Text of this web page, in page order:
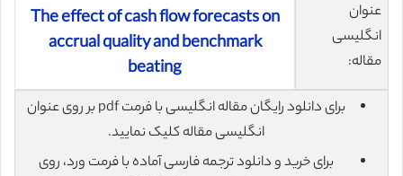
عنوان
انگلیسی
مقاله:
The effect of cash flow forecasts on
accrual quality and benchmark
beating
برای دانلود رایگان مقاله انگلیسی با فرمت pdf بر روی عنوان
انگلیسی مقاله کلیک نمایید.
برای خرید و دانلود ترجمه فارسی آماده با فرمت ورد، روی